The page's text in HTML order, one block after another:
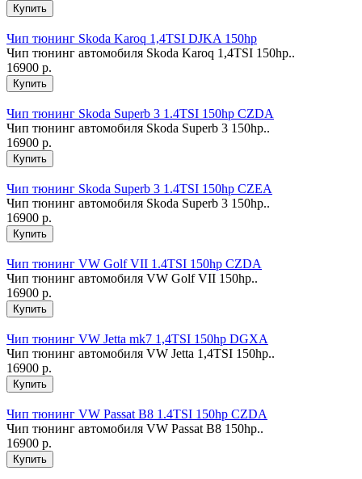
Чип тюнинг Skoda Karoq 1,4TSI DJKA 150hp
Чип тюнинг автомобиля Skoda Karoq 1,4TSI 150hp..
16900 р.
Чип тюнинг Skoda Superb 3 1.4TSI 150hp CZDA
Чип тюнинг автомобиля Skoda Superb 3 150hp..
16900 р.
Чип тюнинг Skoda Superb 3 1.4TSI 150hp CZEA
Чип тюнинг автомобиля Skoda Superb 3 150hp..
16900 р.
Чип тюнинг VW Golf VII 1.4TSI 150hp CZDA
Чип тюнинг автомобиля VW Golf VII 150hp..
16900 р.
Чип тюнинг VW Jetta mk7 1,4TSI 150hp DGXA
Чип тюнинг автомобиля VW Jetta 1,4TSI 150hp..
16900 р.
Чип тюнинг VW Passat B8 1.4TSI 150hp CZDA
Чип тюнинг автомобиля VW Passat B8 150hp..
16900 р.